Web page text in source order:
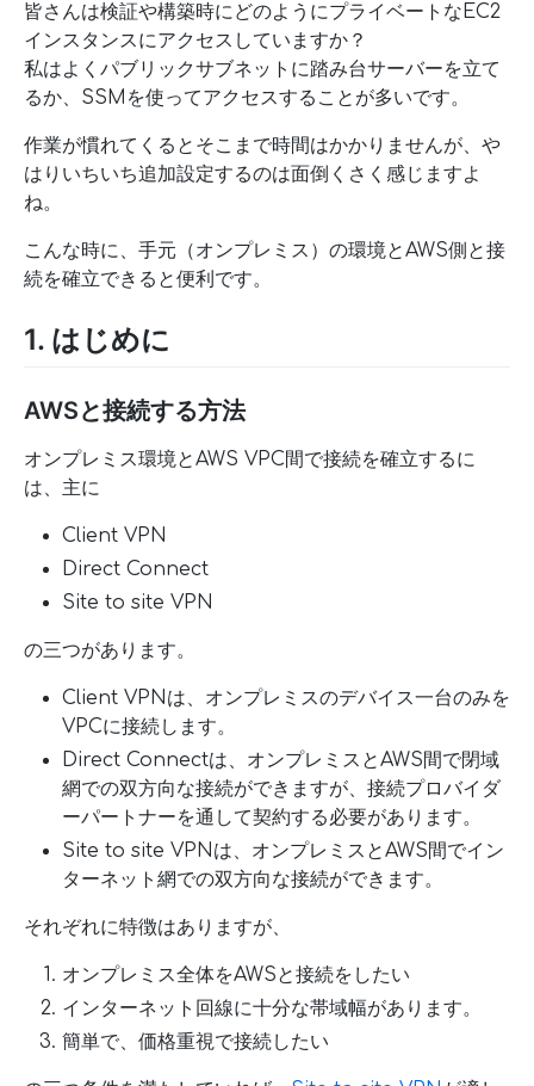
皆さんは検証や構築時にどのようにプライベートなEC2
インスタンスにアクセスしていますか？
私はよくパブリックサブネットに踏み台サーバーを立て
るか、SSMを使ってアクセスすることが多いです。
作業が慣れてくるとそこまで時間はかかりませんが、や
はりいちいち追加設定するのは面倒くさく感じますよ
ね。
こんな時に、手元（オンプレミス）の環境とAWS側と接
続を確立できると便利です。
1. はじめに
AWSと接続する方法
オンプレミス環境とAWS VPC間で接続を確立するに
は、主に
Client VPN
Direct Connect
Site to site VPN
の三つがあります。
Client VPNは、オンプレミスのデバイス一台のみを
VPCに接続します。
Direct Connectは、オンプレミスとAWS間で閉域
網での双方向な接続ができますが、接続プロバイダ
ーパートナーを通して契約する必要があります。
Site to site VPNは、オンプレミスとAWS間でイン
ターネット網での双方向な接続ができます。
それぞれに特徴はありますが、
オンプレミス全体をAWSと接続をしたい
インターネット回線に十分な帯域幅があります。
簡単で、価格重視で接続したい